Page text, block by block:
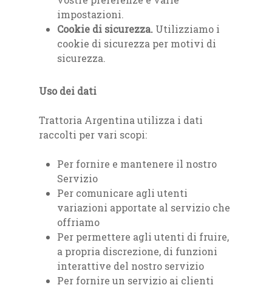
impostazioni.
Cookie di sicurezza. Utilizziamo i
cookie di sicurezza per motivi di
sicurezza.
Uso dei dati
Trattoria Argentina utilizza i dati
raccolti per vari scopi:
Per fornire e mantenere il nostro
Servizio
Per comunicare agli utenti
variazioni apportate al servizio che
offriamo
Per permettere agli utenti di fruire,
a propria discrezione, di funzioni
interattive del nostro servizio
Per fornire un servizio ai clienti